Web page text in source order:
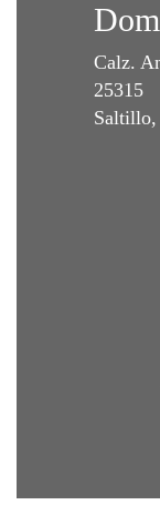
Calz.
25315